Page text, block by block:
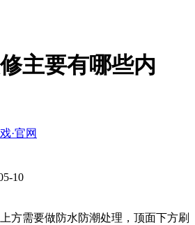
主要有哪些内
·官网
10
方需要做防水防潮处理，顶面下方刷